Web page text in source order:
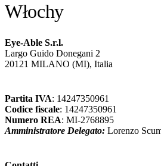
Włochy
Eye-Able S.r.l.
Largo Guido Donegani 2
20121 MILANO (MI), Italia
Partita IVA: 14247350961
Codice fiscale: 14247350961
Numero REA: MI-2768895
Amministratore Delegato: Lorenzo